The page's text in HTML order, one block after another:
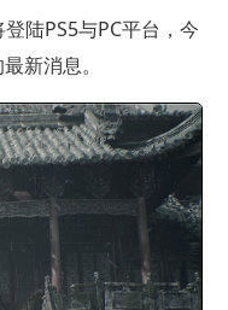
陆PS5与PC平台，今
新消息。